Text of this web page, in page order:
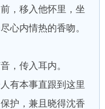
，移入他怀里，坐
心内情热的香吻。
传入耳内。
有本事直跟到这里
护，兼且晓得沈香